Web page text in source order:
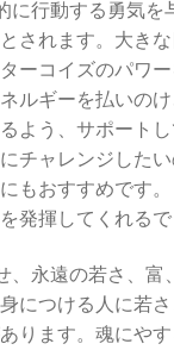
行動する勇気を
されます。大き
ーコイズのパワ
ルギーを払いの
よう、サポート
チャレンジした
もおすすめです
発揮してくれるで
永遠の若さ、富
につける人に若
ります。魂にや